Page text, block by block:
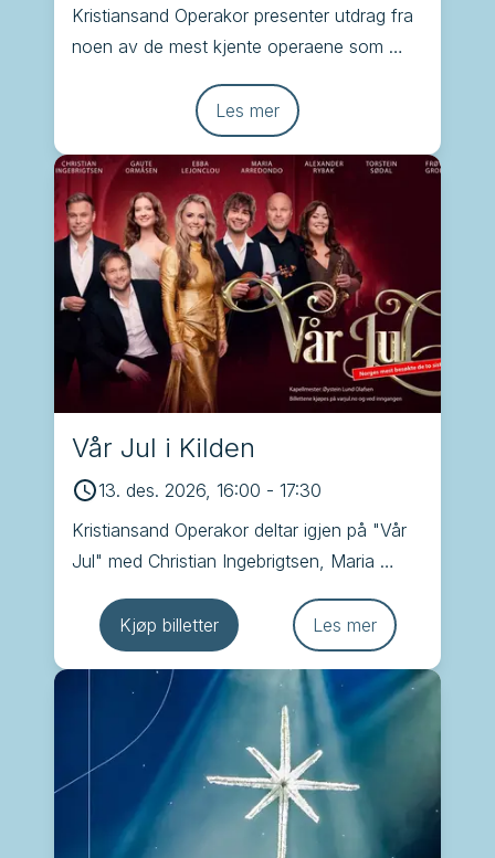
Kristiansand Operakor presenter utdrag fra
noen av de mest kjente operaene som
Les mer
Vår Jul i Kilden
13. des. 2026, 16:00 - 17:30
Kristiansand Operakor deltar igjen på "Vår
Jul" med Christian Ingebrigtsen, Maria
Sødal, Ebba Lejonclou, Gaute Ormåsen,
Frøydis Grorud og kapellmester Øystein
Lund Olafsen
Kjøp billetter Les mer